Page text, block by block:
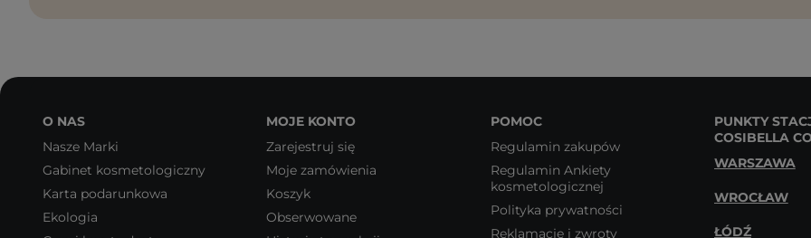
O NAS
Nasze Marki
Gabinet kosmetologiczny
Karta podarunkowa
Ekologia
MOJE KONTO
Zarejestruj się
Moje zamówienia
Koszyk
Obserwowane
POMOC
Regulamin zakupów
Regulamin Ankiety
kosmetologicznej
Polityka prywatności
Reklamacje i zwroty
PUNKTY
COSIBELLA
WARSZAWA
WROCŁAW
ŁÓDŹ